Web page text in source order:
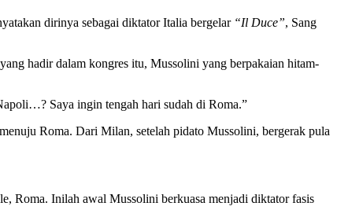
dirinya sebagai diktator Italia bergelar “Il Duce”, Sang
hadir dalam kongres itu, Mussolini yang berpakaian hitam-
Saya ingin tengah hari sudah di Roma.”
Roma. Dari Milan, setelah pidato Mussolini, bergerak pula
Roma. Inilah awal Mussolini berkuasa menjadi diktator fasis